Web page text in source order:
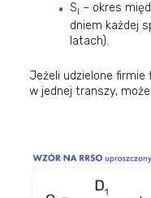
Sl – okres
dniem każdej
latach).
Jeżeli udzielone firmie
w jednej transzy,